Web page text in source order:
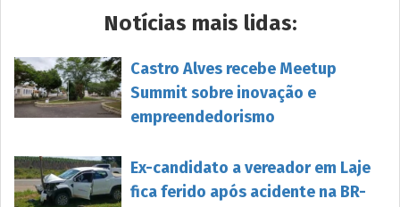
Notícias mais lidas:
Castro Alves recebe Meetup
Summit sobre inovação e
empreendedorismo
Ex-candidato a vereador em Laje
fica ferido após acidente na BR-